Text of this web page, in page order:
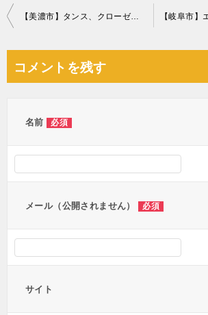
投
ビ
【美濃市】タンス、クローゼットの回収・処分ご依頼 お客様の声
コメントを残す
名前 必須
メール（公開されません） 必須
サイト